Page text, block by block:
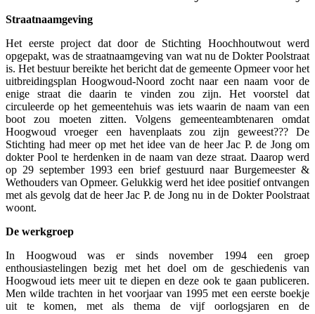
Straatnaamgeving
Het eerste project dat door de Stichting Hoochhoutwout werd
opgepakt, was de straatnaamgeving van wat nu de Dokter Poolstraat
is. Het bestuur bereikte het bericht dat de gemeente Opmeer voor het
uitbreidingsplan Hoogwoud-Noord zocht naar een naam voor de
enige straat die daarin te vinden zou zijn. Het voorstel dat
circuleerde op het gemeentehuis was iets waarin de naam van een
boot zou moeten zitten. Volgens gemeenteambtenaren omdat
Hoogwoud vroeger een havenplaats zou zijn geweest??? De
Stichting had meer op met het idee van de heer Jac P. de Jong om
dokter Pool te herdenken in de naam van deze straat. Daarop werd
op 29 september 1993 een brief gestuurd naar Burgemeester &
Wethouders van Opmeer. Gelukkig werd het idee positief ontvangen
met als gevolg dat de heer Jac P. de Jong nu in de Dokter Poolstraat
woont.
De werkgroep
In Hoogwoud was er sinds november 1994 een groep
enthousiastelingen bezig met het doel om de geschiedenis van
Hoogwoud iets meer uit te diepen en deze ook te gaan publiceren.
Men wilde trachten in het voorjaar van 1995 met een eerste boekje
uit te komen, met als thema de vijf oorlogsjaren en de